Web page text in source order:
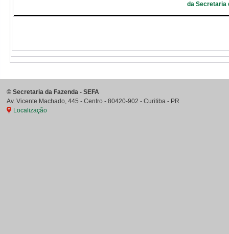
da Secretaria
© Secretaria da Fazenda - SEFA
Av. Vicente Machado, 445 - Centro - 80420-902 - Curitiba - PR
Localização